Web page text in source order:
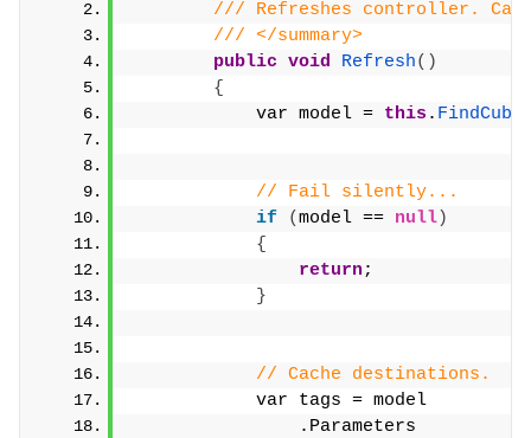
/// Refreshes controller. Call
/// </summary>
public void Refresh()
{
            var model =
this .
// Fail silently...
if
(model == null)
{
return;
}
// Cache destinations.
            var tags = model
                .Parameters